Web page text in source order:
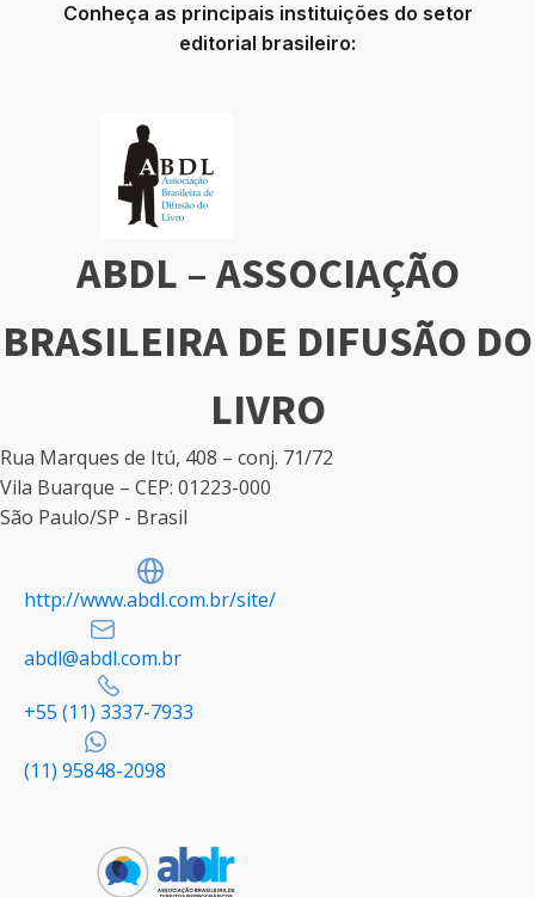
Conheça as principais instituições do setor
editorial brasileiro:
ABDL – ASSOCIAÇÃO
BRASILEIRA DE DIFUSÃO DO
LIVRO
Rua Marques de Itú, 408 – conj. 71/72
Vila Buarque – CEP: 01223-000
São Paulo/SP - Brasil
http://www.abdl.com.br/site/
abdl@abdl.com.br
+55 (11) 3337-7933
(11) 95848-2098